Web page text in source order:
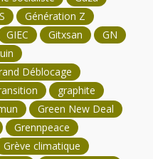
Génération Z
GIEC Gitxsan
GN
Déblocage
graphite
Green New Deal
Grennpeace
Grève climatique